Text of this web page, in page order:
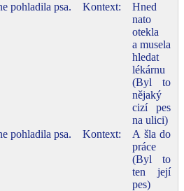
pohladila psa. Kontext:
Hned
nato
otekla
a musela
hledat
lékárnu
(Byl to
nějaký
cizí pes
na ulici)
pohladila psa. Kontext:
A šla do
práce
(Byl to
ten její
pes)